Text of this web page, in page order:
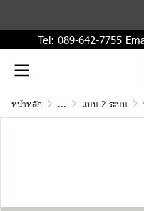
Tel: 089-642-7755
หน้าหลัก ... แบบ 2 ระบบ